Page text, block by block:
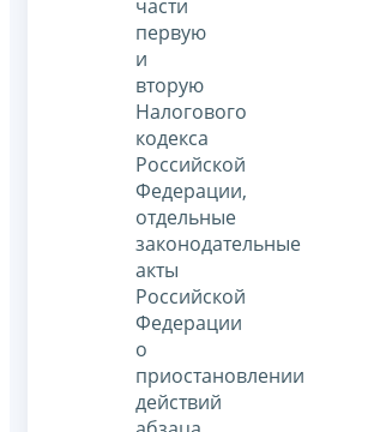
части
первую
и
вторую
Налогового
кодекса
Российской
Федерации,
отдельные
законодательные
акты
Российской
Федерации
о
приостановлении
действий